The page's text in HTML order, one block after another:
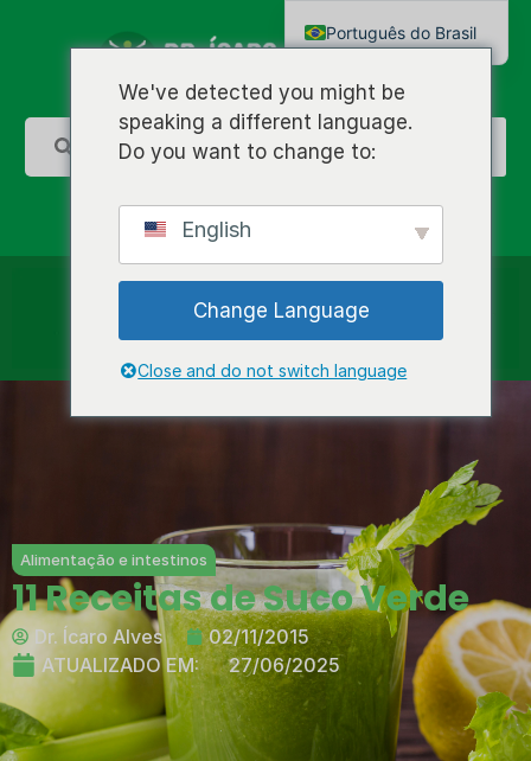
Alimentação e intestinos
11 Receitas de Suco Verde
Dr. Ícaro Alves
02/11/2015
ATUALIZADO EM:
27/06/2025
We've detected you might be
speaking a different language.
Do you want to change to:
English
Change Language
Close and do not switch language
Português do Brasil